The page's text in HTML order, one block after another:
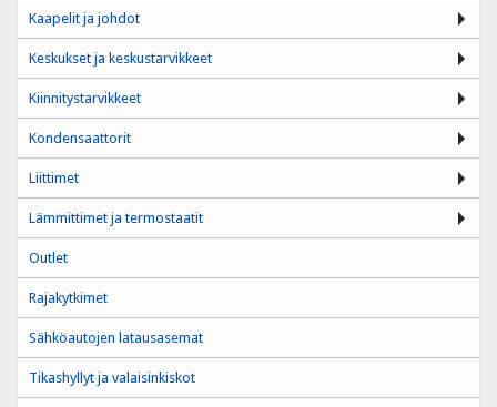
Kaapelit ja johdot
Keskukset ja keskustarvikkeet
Kiinnitystarvikkeet
Kondensaattorit
Liittimet
Lämmittimet ja termostaatit
Outlet
Rajakytkimet
Sähköautojen latausasemat
Tikashyllyt ja valaisinkiskot